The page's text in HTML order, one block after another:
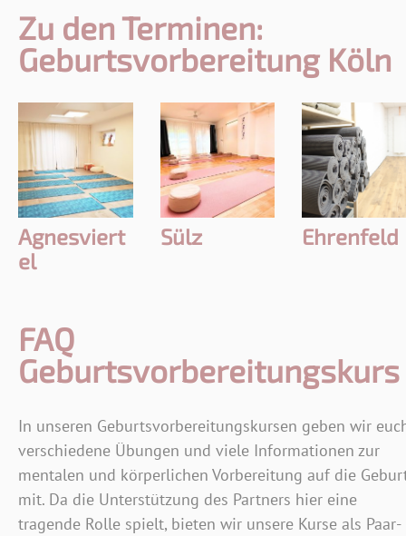
Zu den Terminen:
Geburtsvorbereitung Köln
Agnesviert
el
Sülz Ehrenfeld
FAQ
Geburtsvorbereitungskurs
In unseren Geburtsvorbereitungskursen geben wir
verschiedene Übungen und viele Informationen zur
mentalen und körperlichen Vorbereitung auf die
mit. Da die Unterstützung des Partners hier eine
tragende Rolle spielt, bieten wir unsere Kurse als Paar-